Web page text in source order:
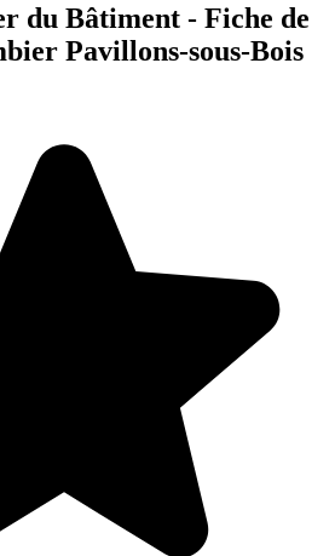
du Bâtiment - Fiche de
Pavillons-sous-Bois